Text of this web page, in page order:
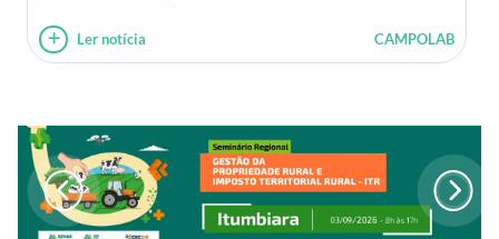
Ler notícia CAMPOLAB